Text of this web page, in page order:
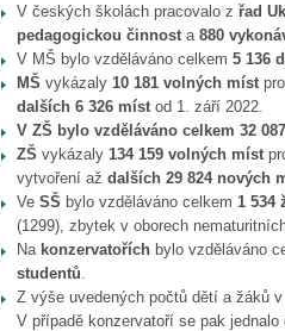
V českých školách pracovalo z řad
pedagogickou činnosta 880
V MŠ bylo vzděláváno celkem 5 136
MŠ vykázaly 10 181 volných místpro
dalších 6 326 místod 1. září 2022.
V ZŠ bylo vzděláváno celkem 32
ZŠ vykázaly 134 159 volných míst
vytvoření až dalších 29 824 nových
Ve SŠ bylo vzděláváno celkem 1 534
(1299), zbytek v oborech
Na konzervatoříchbylo vzděláváno
studentů
Z výše uvedených počtů dětí a žáků
V případě konzervatoří se pak